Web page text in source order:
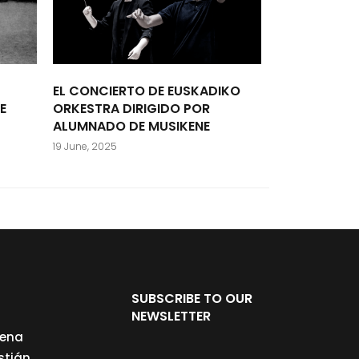
EL CONCIERTO DE EUSKADIKO
ORKESTRA DIRIGIDO POR
ALUMNADO DE MUSIKENE
19 June, 2025
SUBSCRIBE TO OUR
NEWSLETTER